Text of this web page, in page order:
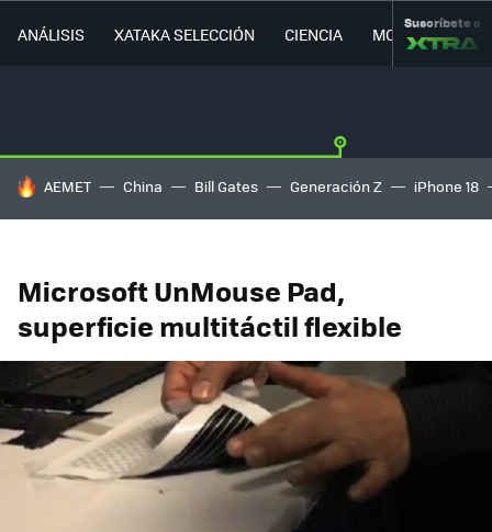
ANÁLISIS XATAKA SELECCIÓN CIENCIA MOVILIDAD
Suscríbete a
HOY SE HABLA DE
AEMET China Bill Gates Generación Z iPhone 18
Microsoft UnMouse Pad,
superficie multitáctil flexible